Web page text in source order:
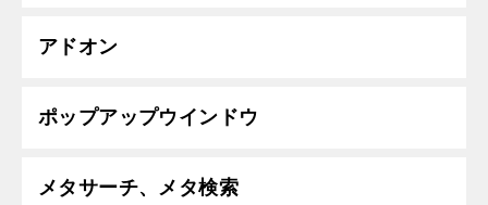
アドオン
ポップアップウインドウ
メタサーチ、メタ検索